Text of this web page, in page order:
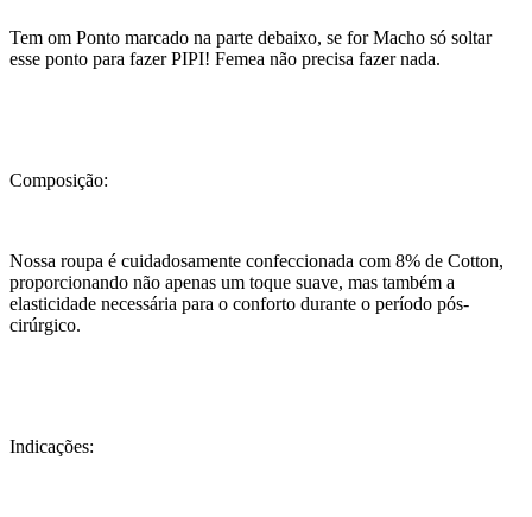
Tem om Ponto marcado na parte debaixo, se for Macho só soltar
esse ponto para fazer PIPI! Femea não precisa fazer nada.
Composição:
Nossa roupa é cuidadosamente confeccionada com 8% de Cotton,
proporcionando não apenas um toque suave, mas também a
elasticidade necessária para o conforto durante o período pós-
cirúrgico.
Indicações: